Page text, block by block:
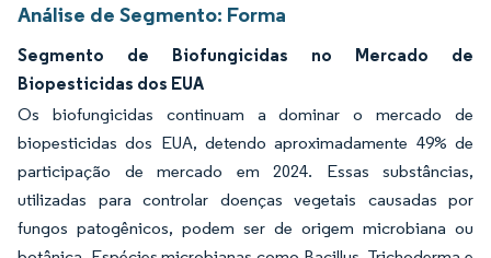
Análise de Segmento: Forma
Segmento de Biofungicidas no Mercado de
Biopesticidas dos EUA
Os biofungicidas continuam a dominar o mercado de
biopesticidas dos EUA, detendo aproximadamente 49% de
participação de mercado em 2024. Essas substâncias,
utilizadas para controlar doenças vegetais causadas por
fungos patogênicos, podem ser de origem microbiana ou